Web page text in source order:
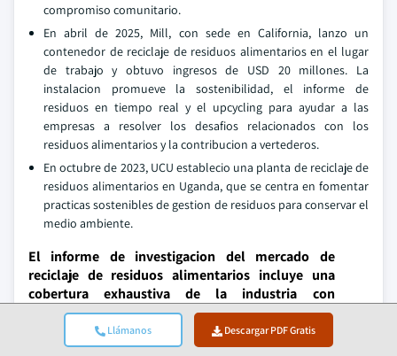
Llámanos Descargar PDF Gratis
compromiso comunitario.
En abril de 2025, Mill, con sede en California, lanzo un
contenedor de reciclaje de residuos alimentarios en el lugar
de trabajo y obtuvo ingresos de USD 20 millones. La
instalacion promueve la sostenibilidad, el informe de
residuos en tiempo real y el upcycling para ayudar a las
empresas a resolver los desafios relacionados con los
residuos alimentarios y la contribucion a vertederos.
En octubre de 2023, UCU establecio una planta de reciclaje de
residuos alimentarios en Uganda, que se centra en fomentar
practicas sostenibles de gestion de residuos para conservar el
medio ambiente.
El informe de investigacion del mercado de
reciclaje de residuos alimentarios incluye una
cobertura exhaustiva de la industria con
estimaciones y pronosticos en terminos de
ingresos en miles de millones de USD y volumen
en kilotoneladas de 2021 a 2034 para los